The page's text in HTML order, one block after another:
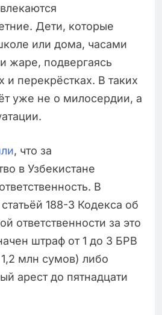
Дети, которые
или дома, часами
жаре, подвергаясь
и перекрёстках. В таких
уже не о милосердии, а
, что за
в Узбекистане
В
188-3 Кодекса об
ответственности за это
штраф от 1 до 3 БРВ
млн сумов) либо
арест до пятнадцати